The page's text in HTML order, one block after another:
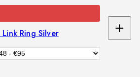
Ring Silver +